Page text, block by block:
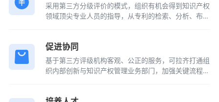
采用第三方分级评价的模式，组织有机会得到知识产权
领域顶尖专业人员的指导，从专利的检索、分析、布
促进协同
基于第三方评级机构客观、公正的服务，可拉齐打通组
织内部创新与知识产权管理业务部门，加强关键流程节